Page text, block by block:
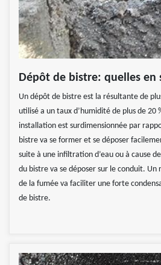
Dépôt de bistre: quelles en
Un dépôt de bistre est la résultante de
utilisé a un taux d’humidité de plus de 20
installation est surdimensionnée par
bistre va se former et se déposer
suite à une infiltration d’eau ou à cause
du bistre va se déposer sur le conduit.
de la fumée va faciliter une forte
de bistre.